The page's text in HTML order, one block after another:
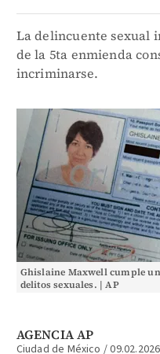
La delincuente sexual
de la 5ta enmienda
incriminarse.
Ghislaine Maxwell cumple
delitos sexuales. | AP
AGENCIA AP
Ciudad de México /